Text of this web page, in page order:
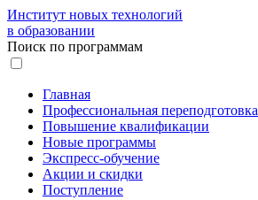
Институт новых технологий
в образовании
Поиск по программам
Главная
Профессиональная переподготовка
Повышение квалификации
Новые программы
Экспресс-обучение
Акции и скидки
Поступление